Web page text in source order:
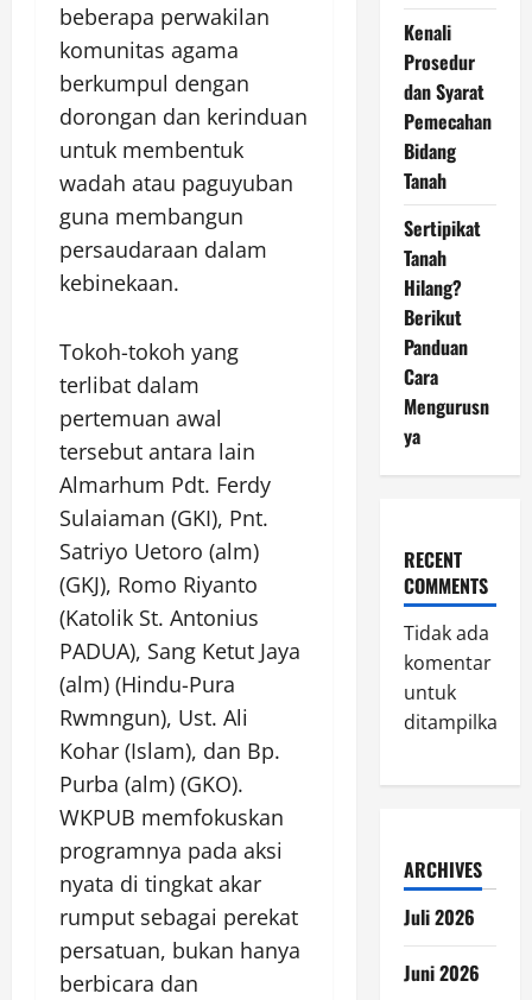
beberapa perwakilan
komunitas agama
berkumpul dengan
dorongan dan kerinduan
untuk membentuk
wadah atau paguyuban
guna membangun
persaudaraan dalam
kebinekaan.
Tokoh-tokoh yang
terlibat dalam
pertemuan awal
tersebut antara lain
Almarhum Pdt. Ferdy
Sulaiaman (GKI), Pnt.
Satriyo Uetoro (alm)
(GKJ), Romo Riyanto
(Katolik St. Antonius
PADUA), Sang Ketut Jaya
(alm) (Hindu-Pura
Rwmngun), Ust. Ali
Kohar (Islam), dan Bp.
Purba (alm) (GKO).
WKPUB memfokuskan
programnya pada aksi
nyata di tingkat akar
rumput sebagai perekat
persatuan, bukan hanya
berbicara dan
Kenali
Prosedur
dan Syarat
Pemecahan
Bidang
Tanah
Sertipikat
Tanah
Hilang?
Berikut
Panduan
Cara
Mengurusn
ya
RECENT
COMMENTS
Tidak ada
komentar
untuk
ditampilkan.
ARCHIVES
Juli 2026
Juni 2026